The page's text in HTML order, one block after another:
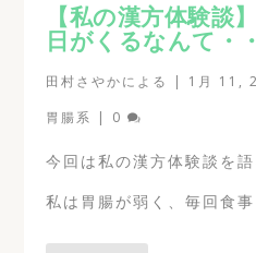
【私の漢方体験談
日がくるなんて・
田村さやかによる | 1月 11,
胃腸系 | 0
今回は私の漢方体験談を語
私は胃腸が弱く、毎回食